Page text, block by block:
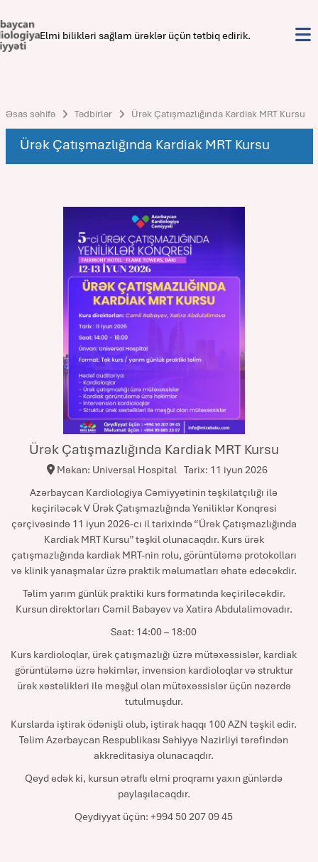
Elmi bilikləri sağlam ürəklər üçün tətbiq edirik.
Əsas səhifə Tədbirlər Ürək Çatışmazlığında Kardiak MRT Kursu
Ürək Çatışmazlığında Kardiak MRT Kursu
Ürək Çatışmazlığında Kardiak MRT Kursu
Məkan: Universal Hospital Tarix: 11 iyun 2026
Azərbaycan Kardiologiya Cəmiyyətinin təşkilatçılığı ilə
keçiriləcək V Ürək Çatışmazlığında Yeniliklər Konqresi
çərçivəsində 11 iyun 2026-cı il tarixində “Ürək Çatışmazlığında
Kardiak MRT Kursu” təşkil olunacaqdır. Kurs ürək
çatışmazlığında kardiak MRT-nin rolu, görüntüləmə protokolları
və klinik yanaşmalar üzrə praktik məlumatları əhatə edəcəkdir.
Təlim yarım günlük praktiki kurs formatında keçiriləcəkdir.
Kursun direktorları Cəmil Babayev və Xatirə Abdulalimovadır.
Saat: 14:00 – 18:00
Kurs kardioloqlar, ürək çatışmazlığı üzrə mütəxəssislər, kardiak
görüntüləmə üzrə həkimlər, invension kardioloqlar və struktur
ürək xəstəlikləri ilə məşğul olan mütəxəssislər üçün nəzərdə
tutulmuşdur.
Kurslarda iştirak ödənişli olub, iştirak haqqı 100 AZN təşkil edir.
Təlim Azərbaycan Respublikası Səhiyyə Nazirliyi tərəfindən
akkreditasiya olunacaqdır.
Qeyd edək ki, kursun ətraflı elmi proqramı yaxın günlərdə
paylaşılacaqdır.
Qeydiyyat üçün: +994 50 207 09 45